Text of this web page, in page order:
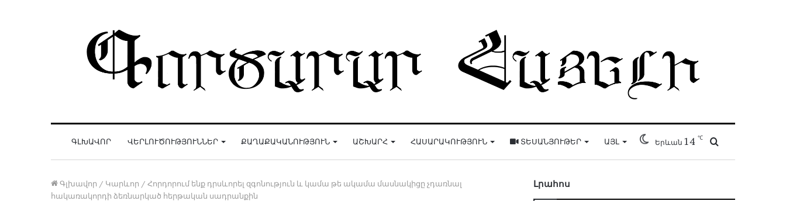
ԳԼԽԱՎՈՐ ՎԵՐԼՈՒԾՈՒԹՅՈՒՆՆԵՐ ՔԱՂԱՔԱԿԱՆՈՒԹՅՈՒՆ ԱՇԽԱՐՀ ՀԱՍԱՐԱԿՈՒԹՅՈՒՆ ՏԵՍԱՆՅՈՒԹԵՐ ԱՅԼ Երևան 14 ℃
Գլխավոր / Կարևոր / Հորդորում ենք դրսևորել զգոնություն և կամա թե ակամա մասնակիցը չդառնալ
հակառակորդի ձեռնարկած հերթական սադրանքին
Լրահոս